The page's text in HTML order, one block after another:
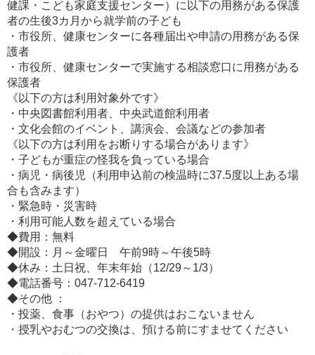
健課・こども家庭支援センター）に以下の用務がある保護
者の生後3カ月から就学前の子ども
・市役所、健康センターに各種届出や申請の用務がある保
護者
・市役所、健康センターで実施する相談窓口に用務がある
保護者
《以下の方は利用対象外です》
・中央図書館利用者、中央武道館利用者
・文化会館のイベント、講演会、会議などの参加者
《以下の方は利用をお断りする場合があります》
・子どもが重症の怪我を負っている場合
・病児・病後児（利用申込前の検温時に37.5度以上ある場
合も含みます）
・緊急時・災害時
・利用可能人数を超えている場合
◆費用：無料
◆開設：月～金曜日 午前9時～午後5時
◆休み：土日祝、年末年始（12/29～1/3）
◆電話番号：047-712-6419
◆その他 ：
・投薬、食事（おやつ）の提供はおこないません
・授乳やおむつの交換は、預ける前にすませてください